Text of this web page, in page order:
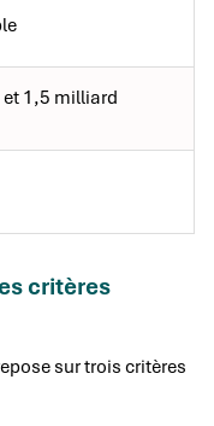
1,5 milliard
critères
sur trois critères